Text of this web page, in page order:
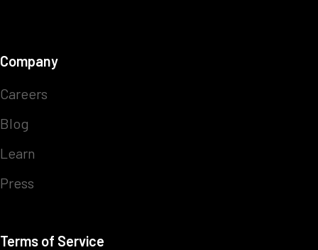
Company
Careers
Blog
Learn
Press
Terms of Service